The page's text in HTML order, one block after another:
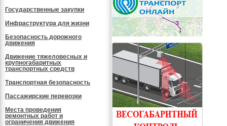
Государственные закупки
Инфраструктура для жизни
Безопасность дорожного
движения
Движение тяжеловесных и
крупногабаритных
транспортных средств
Транспортная безопасность
Пассажирские перевозки
Места проведения
ремонтных работ и
ограничения движения